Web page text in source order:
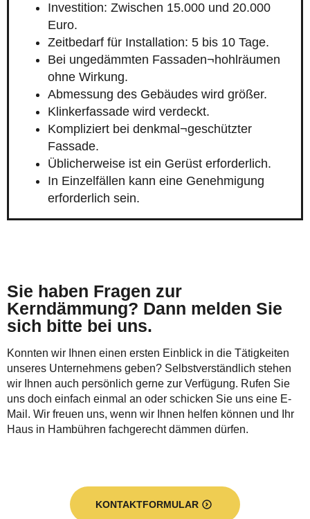
Investition: Zwischen 15.000 und 20.000
Euro.
Zeitbedarf für Installation: 5 bis 10 Tage.
Bei ungedämmten Fassaden¬hohlräumen
ohne Wirkung.
Abmessung des Gebäudes wird größer.
Klinkerfassade wird verdeckt.
Kompliziert bei denkmal¬geschützter
Fassade.
Üblicherweise ist ein Gerüst erforderlich.
In Einzelfällen kann eine Genehmigung
erforderlich sein.
Sie haben Fragen zur
Kerndämmung? Dann melden Sie
sich bitte bei uns.
Konnten wir Ihnen einen ersten Einblick in die Tätigkeiten
unseres Unternehmens geben? Selbstverständlich stehen
wir Ihnen auch persönlich gerne zur Verfügung. Rufen Sie
uns doch einfach einmal an oder schicken Sie uns eine E-
Mail. Wir freuen uns, wenn wir Ihnen helfen können und Ihr
Haus in Hambühren fachgerecht dämmen dürfen.
KONTAKTFORMULAR